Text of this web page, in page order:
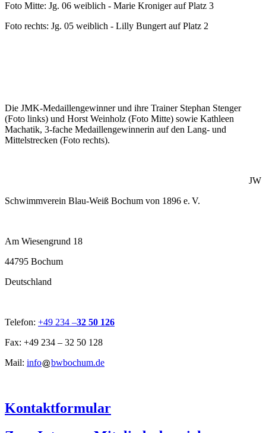
Foto Mitte: Jg. 06 weiblich - Marie Kroniger auf Platz 3
Foto rechts: Jg. 05 weiblich - Lilly Bungert auf Platz 2
Die JMK-Medaillengewinner und ihre Trainer Stephan Stenger
(Foto links) und Horst Weinholz (Foto Mitte) sowie Kathleen
Machatik, 3-fache Medaillengewinnerin auf den Lang- und
Mittelstrecken (Foto rechts).
JW
Schwimmverein Blau-Weiß Bochum von 1896 e. V.
Am Wiesengrund 18
44795 Bochum
Deutschland
Telefon: +49 234 –32 50 126
Fax: +49 234 – 32 50 128
Mail: info bwbochum.de
Kontaktformular